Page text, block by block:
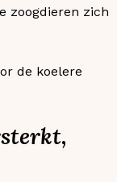
zoogdieren zich
de koelere